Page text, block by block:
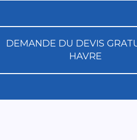
DEMANDE DU DEVIS
HAVRE